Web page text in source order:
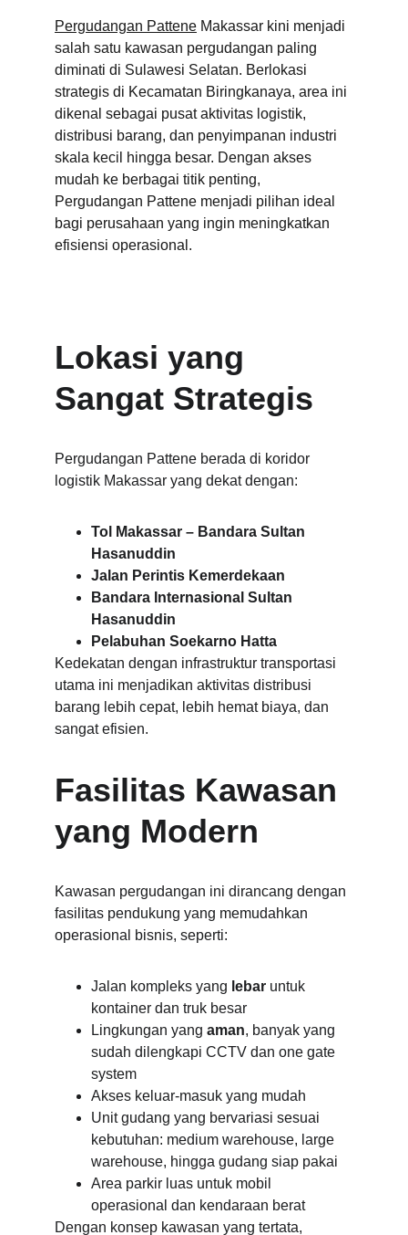
Pergudangan Pattene Makassar kini menjadi
salah satu kawasan pergudangan paling
diminati di Sulawesi Selatan. Berlokasi
strategis di Kecamatan Biringkanaya, area ini
dikenal sebagai pusat aktivitas logistik,
distribusi barang, dan penyimpanan industri
skala kecil hingga besar. Dengan akses
mudah ke berbagai titik penting,
Pergudangan Pattene menjadi pilihan ideal
bagi perusahaan yang ingin meningkatkan
efisiensi operasional.
Lokasi yang
Sangat Strategis
Pergudangan Pattene berada di koridor
logistik Makassar yang dekat dengan:
Tol Makassar – Bandara Sultan
Hasanuddin
Jalan Perintis Kemerdekaan
Bandara Internasional Sultan
Hasanuddin
Pelabuhan Soekarno Hatta
Kedekatan dengan infrastruktur transportasi
utama ini menjadikan aktivitas distribusi
barang lebih cepat, lebih hemat biaya, dan
sangat efisien.
Fasilitas Kawasan
yang Modern
Kawasan pergudangan ini dirancang dengan
fasilitas pendukung yang memudahkan
operasional bisnis, seperti:
Jalan kompleks yang lebar untuk
kontainer dan truk besar
Lingkungan yang aman, banyak yang
sudah dilengkapi CCTV dan one gate
system
Akses keluar-masuk yang mudah
Unit gudang yang bervariasi sesuai
kebutuhan: medium warehouse, large
warehouse, hingga gudang siap pakai
Area parkir luas untuk mobil
operasional dan kendaraan berat
Dengan konsep kawasan yang tertata,